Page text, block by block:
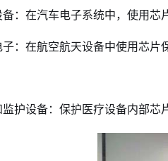
备：在汽车电子系统中，使用芯
子：在航空航天设备中使用芯片
护设备：保护医疗设备内部芯